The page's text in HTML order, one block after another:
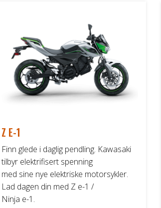
Z E-1
Finn glede i daglig pendling. Kawasaki
tilbyr elektrifisert spenning
med sine nye elektriske motorsykler.
Lad dagen din med Z e-1 /
Ninja e-1.